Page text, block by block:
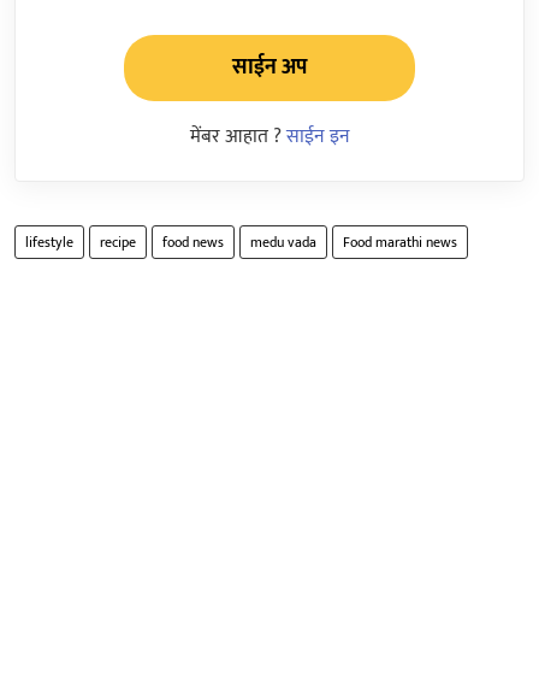
साईन अप
मेंबर आहात ?साईन इन
lifestyle recipe food news medu vada Food marathi news